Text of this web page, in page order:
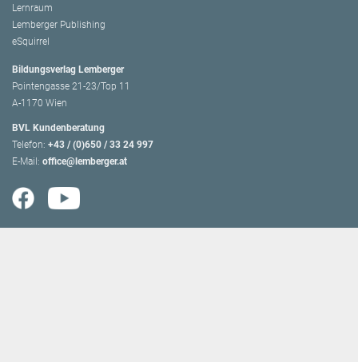
Lernraum
Lemberger Publishing
eSquirrel
Bildungsverlag Lemberger
Pointengasse 21-23/Top 11
A-1170 Wien
BVL Kundenberatung
Telefon: +43 / (0)650 / 33 24 997
E-Mail: office@lemberger.at